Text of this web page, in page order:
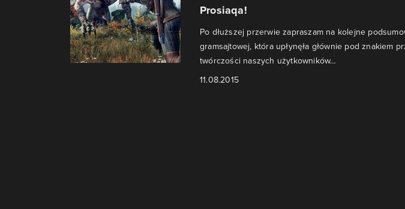
Prosiaqa!
Po dłuższej przerwie zapraszam na kolejne
gramsajtowej, która upłynęła głównie pod znakiem
twórczości naszych użytkowników…
11.08.2015